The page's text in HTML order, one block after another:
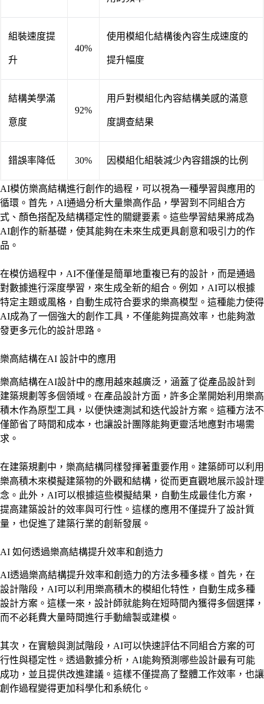
組裝速度提
升
40%
使用模組化結構後內容生成速度的
提升幅度
結構美學滿
意度
92%
用戶對模組化內容結構美感的滿意
度調查結果
錯誤率降低 30% 因模組化組裝減少內容錯誤的比例
AI模仿樂高結構進行創作的過程，可以視為一種學習與應用的
循環。首先，AI通過分析大量樂高作品，學習到不同組合方
式、顏色搭配及結構穩定性的關鍵要素。這些學習結果將成為
AI創作的新基礎，使其能夠在未來生成更具創意和吸引力的作
品。
在模仿過程中，AI不僅僅是簡單地重複已有的設計，而是通過
對數據進行深度學習，來生成全新的組合。例如，AI可以根據
特定主題或風格，自動生成符合要求的樂高模型。這種能力使得
AI成為了一個強大的創作工具，不僅能夠提高效率，也能夠激
發更多元化的設計思路。
樂高結構在AI 設計中的應用
樂高結構在AI設計中的應用越來越廣泛，涵蓋了從產品設計到
建築規劃等多個領域。在產品設計方面，許多企業開始利用樂高
積木作為原型工具，以便快速測試和迭代設計方案。這種方法不
僅節省了時間和成本，也讓設計團隊能夠更靈活地應對市場需
求。
在建築規劃中，樂高結構同樣發揮著重要作用。建築師可以利用
樂高積木來模擬建築物的外觀和結構，從而更直觀地展示設計理
念。此外，AI可以根據這些模擬結果，自動生成最佳化方案，
提高建築設計的效率與可行性。這樣的應用不僅提升了設計質
量，也促進了建築行業的創新發展。
AI 如何透過樂高結構提升效率和創造力
AI透過樂高結構提升效率和創造力的方法多種多樣。首先，在
設計階段，AI可以利用樂高積木的模組化特性，自動生成多種
設計方案。這樣一來，設計師就能夠在短時間內獲得多個選擇，
而不必耗費大量時間進行手動繪製或建模。
其次，在實驗與測試階段，AI可以快速評估不同組合方案的可
行性與穩定性。透過數據分析，AI能夠預測哪些設計最有可能
成功，並且提供改進建議。這樣不僅提高了整體工作效率，也讓
創作過程變得更加科學化和系統化。